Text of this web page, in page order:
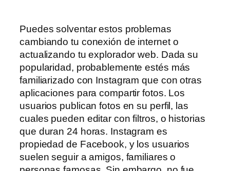
Puedes solventar estos problemas
cambiando tu conexión de internet o
actualizando tu explorador web. Dada su
popularidad, probablemente estés más
familiarizado con Instagram que con otras
aplicaciones para compartir fotos. Los
usuarios publican fotos en su perfil, las
cuales pueden editar con filtros, o historias
que duran 24 horas. Instagram es
propiedad de Facebook, y los usuarios
suelen seguir a amigos, familiares o